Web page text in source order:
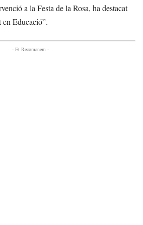
a la Festa de la Rosa, ha destacat
en Educació”.
- Et Recomanem -